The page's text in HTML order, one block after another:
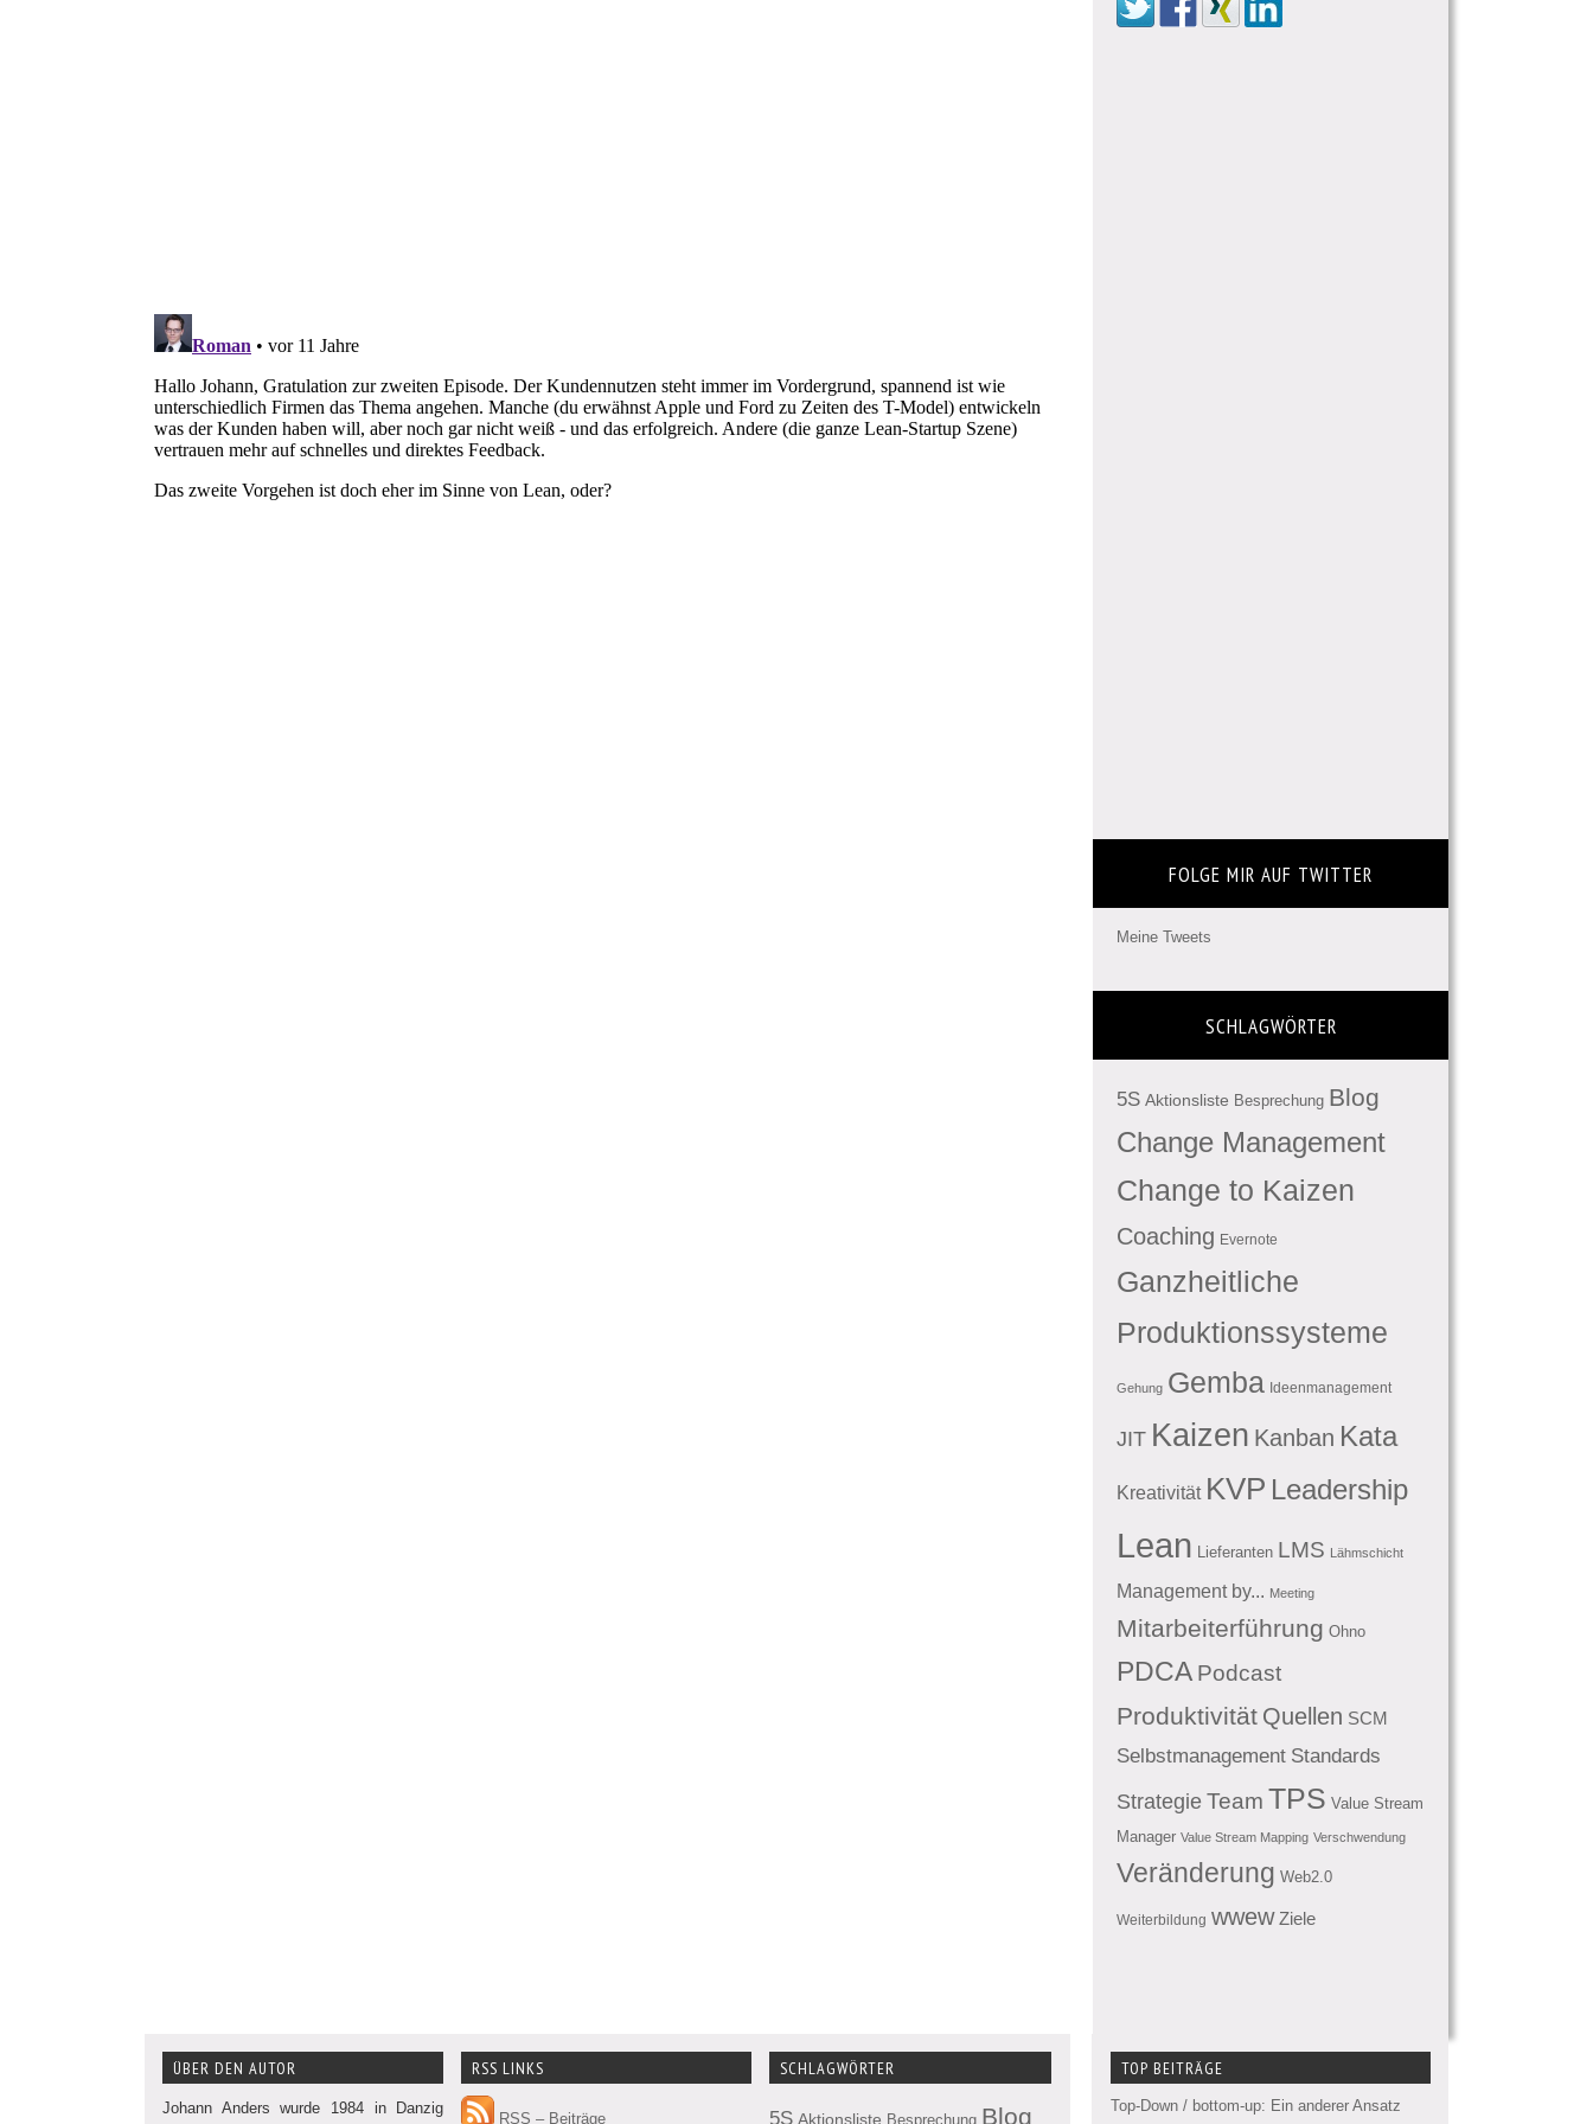
FOLGE MIR AUF TWITTER
Meine Tweets
SCHLAGWÖRTER
5S Aktionsliste Besprechung Blog
Change Management
Change to Kaizen
Coaching Evernote
Ganzheitliche
Produktionssysteme
Gehung Gemba Ideenmanagement
JIT Kaizen Kanban Kata
Kreativität KVP Leadership
Lean Lieferanten LMS Lähmschicht
Management by... Meeting
Mitarbeiterführung Ohno
PDCA Podcast
Produktivität Quellen SCM
Selbstmanagement Standards
Strategie Team TPS Value Stream
Manager Value Stream Mapping Verschwendung
Veränderung Web2.0
Weiterbildung wwew Ziele
ÜBER DEN AUTOR
Johann Anders wurde 1984 in Danzig
RSS LINKS
RSS – Beiträge
SCHLAGWÖRTER
5S Aktionsliste Besprechung Blog
TOP BEITRÄGE
Top-Down / bottom-up: Ein anderer Ansatz